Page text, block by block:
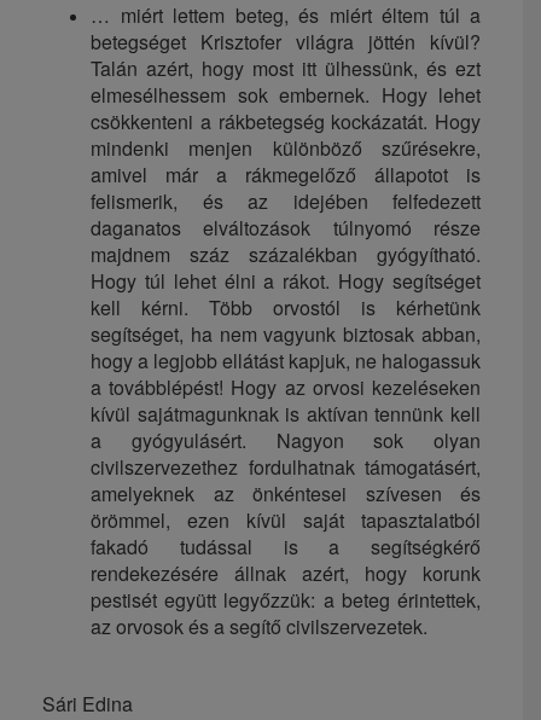
… miért lettem beteg, és miért éltem túl a
betegséget Krisztofer világra jöttén kívül?
Talán azért, hogy most itt ülhessünk, és ezt
elmesélhessem sok embernek. Hogy lehet
csökkenteni a rákbetegség kockázatát. Hogy
mindenki menjen különböző szűrésekre,
amivel már a rákmegelőző állapotot is
felismerik, és az idejében felfedezett
daganatos elváltozások túlnyomó része
majdnem száz százalékban gyógyítható.
Hogy túl lehet élni a rákot. Hogy segítséget
kell kérni. Több orvostól is kérhetünk
segítséget, ha nem vagyunk biztosak abban,
hogy a legjobb ellátást kapjuk, ne halogassuk
a továbblépést! Hogy az orvosi kezeléseken
kívül sajátmagunknak is aktívan tennünk kell
a gyógyulásért. Nagyon sok olyan
civilszervezethez fordulhatnak támogatásért,
amelyeknek az önkéntesei szívesen és
örömmel, ezen kívül saját tapasztalatból
fakadó tudással is a segítségkérő
rendekezésére állnak azért, hogy korunk
pestisét együtt legyőzzük: a beteg érintettek,
az orvosok és a segítő civilszervezetek.
Sári Edina